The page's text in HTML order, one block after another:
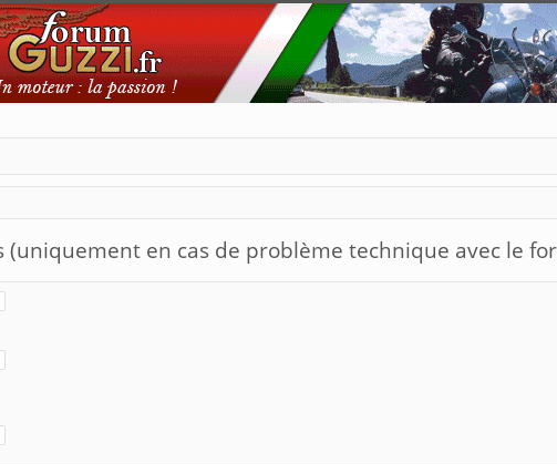
en cas de problème technique avec le